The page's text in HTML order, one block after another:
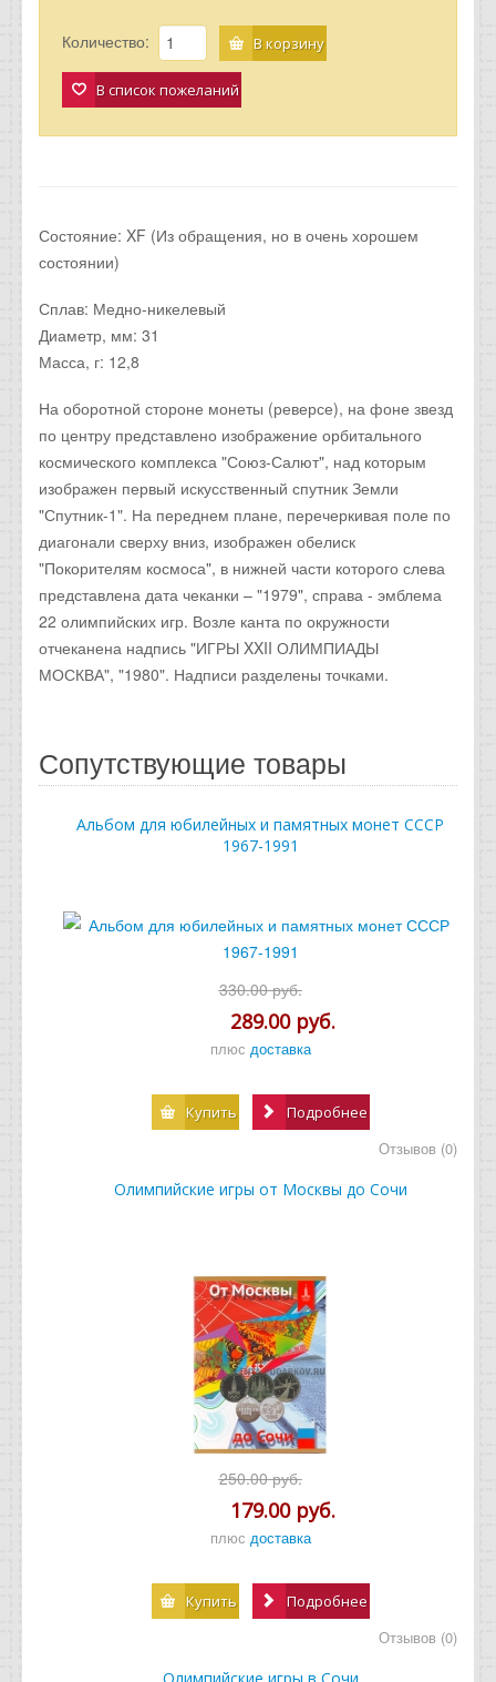
Количество: В корзину
В список пожеланий
Состояние: XF (Из обращения, но в очень хорошем
состоянии)
Сплав: Медно-никелевый
Диаметр, мм: 31
Масса, г: 12,8
На оборотной стороне монеты (реверсе), на фоне звезд
по центру представлено изображение орбитального
космического комплекса "Союз-Салют", над которым
изображен первый искусственный спутник Земли
"Спутник-1". На переднем плане, перечеркивая поле по
диагонали сверху вниз, изображен обелиск
"Покорителям космоса", в нижней части которого слева
представлена дата чеканки – "1979", справа - эмблема
22 олимпийских игр. Возле канта по окружности
отчеканена надпись "ИГРЫ XXII ОЛИМПИАДЫ
МОСКВА", "1980". Надписи разделены точками.
Сопутствующие товары
Альбом для юбилейных и памятных монет СССР
1967-1991
330.00 руб.
289.00 руб.
плюс доставка
Купить Подробнее
Отзывов (0)
Олимпийские игры от Москвы до Сочи
250.00 руб.
179.00 руб.
плюс доставка
Купить Подробнее
Отзывов (0)
Олимпийские игры в Сочи